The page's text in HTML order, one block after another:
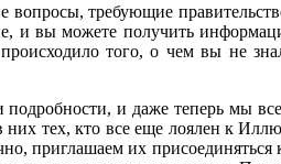
вопросы, требующие
и вы можете получить
того, о чем вы не
и даже теперь мы
них тех, кто все еще лоялен к
приглашаем их присоединяться